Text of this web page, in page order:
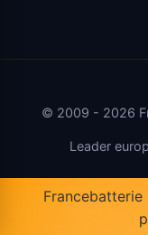
© 2009 - 2026
Leader